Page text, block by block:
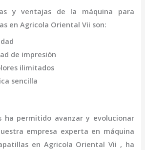
y ventajas de la máquina para
en Agricola Oriental Vii son:
de impresión
ilimitados
sencilla
ha permitido avanzar y evolucionar
empresa experta en máquina
en Agricola Oriental Vii , ha